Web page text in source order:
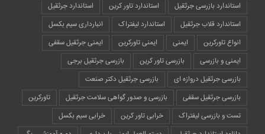
استاندارد بازرسی جرثقیل
استاندارد تاور کرین
استاندارد جرثقیل
استاندارد قلاب جرثقیل
استاندارد لیفتراک
انبارداری سیم بکسل
انواع تاورکرین
ایمنی ایمنی تاورکرین
ایمنی جرثقیل سقفی
ایمنی و بازرسی
بازرسی تاور کرین
بازرسی جرثقیل برجی
بازرسی جرثقیل دروازه ای
بازرسی جرثقیل دکتر صنعت
بازرسی جرثقیل سقفی
بازرسی و صدور گواهی سلامت جرثقیل
تاورکرین
تست و بازرسی لیفتراک
خرابی تاور کرین
خرابی سیم بکسل